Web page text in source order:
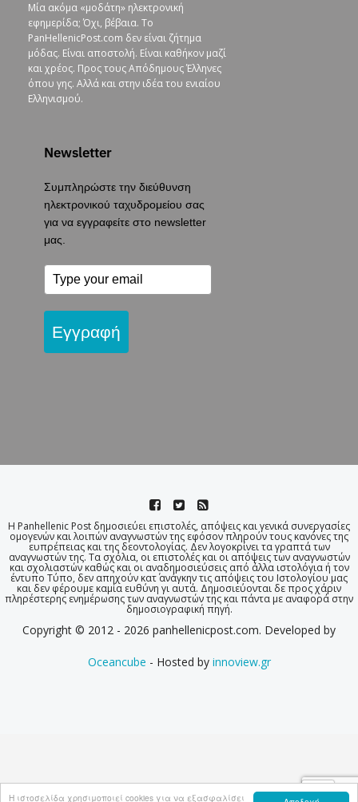
Η ιστοσελίδα χρησιμοποιεί cookies για να εξασφαλίσει
Μία ακόμα «μοδάτη» ηλεκτρονική
εφημερίδα; Όχι, βέβαια. To
PanHellenicPost.com δεν είναι ζήτημα
μόδας. Είναι αποστολή. Είναι καθήκον μαζί
και χρέος. Προς τους Απόδημους Έλληνες
όπου γης. Αλλά και στην ιδέα του ενιαίου
Ελληνισμού.
Newsletter
Συμπληρώστε την διεύθυνση
ηλεκτρονικού ταχυδρομείου σας
για να εγγραφείτε στο newsletter
μας.
Εγγραφή
Η Panhellenic Post δημοσιεύει επιστολές, απόψεις και γενικά συνεργασίες
ομογενών και λοιπών αναγνωστών της εφόσον πληρούν τους κανόνες της
ευπρέπειας και της δεοντολογίας. Δεν λογοκρίνει τα γραπτά των
αναγνωστών της. Τα σχόλια, οι επιστολές και οι απόψεις των αναγνωστών
και σχολιαστών καθώς και οι αναδημοσιεύσεις από άλλα ιστολόγια ή τον
έντυπο Τύπο, δεν απηχούν κατ΄ ανάγκην τις απόψεις του Ιστολογίου μας
και δεν φέρουμε καμία ευθύνη γι αυτά. Δημοσιεύονται δε προς χάριν
πληρέστερης ενημέρωσης των αναγνωστών της και πάντα με αναφορά στην
δημοσιογραφική πηγή.
Copyright © 2012 - 2026 panhellenicpost.com. Developed by
Oceancube - Hosted by innoview.gr